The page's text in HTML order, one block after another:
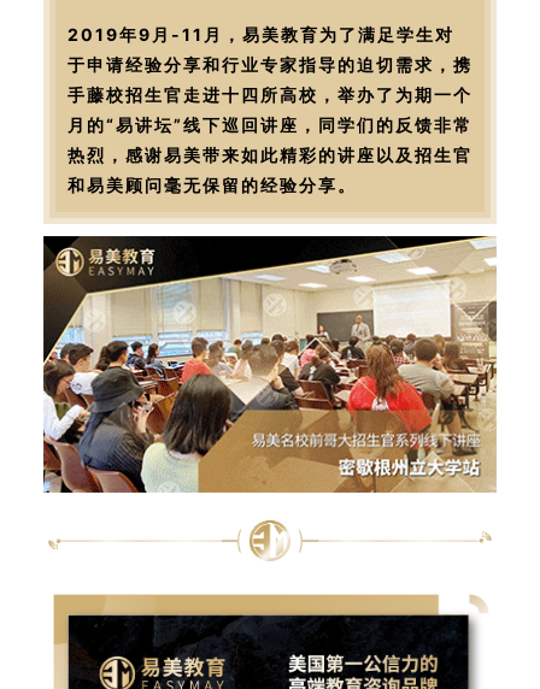
2019年9月-11月，易美教育为了满足学生对
于申请经验分享和行业专家指导的迫切需求，携
手藤校招生官走进十四所高校，举办了为期一个
月的“易讲坛”线下巡回讲座，同学们的反馈非常
热烈，感谢易美带来如此精彩的讲座以及招生官
和易美顾问毫无保留的经验分享。